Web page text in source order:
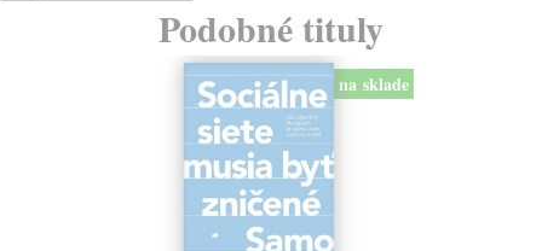
Podobné tituly
na sklade